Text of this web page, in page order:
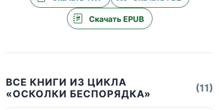
Скачать EPUB
ВСЕ КНИГИ ИЗ ЦИКЛА
«ОСКОЛКИ БЕСПОРЯДКА»
(11)